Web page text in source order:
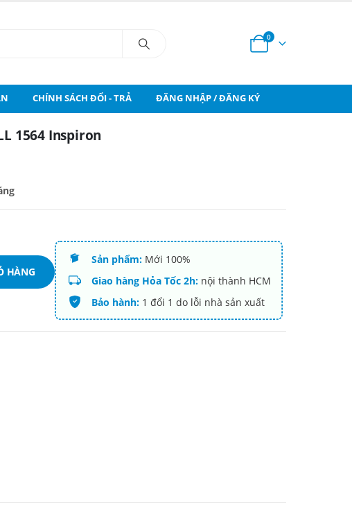
0
CHÍNH SÁCH ĐỔI - TRẢ ĐĂNG NHẬP / ĐĂNG KÝ
1564 Inspiron
HÀNG
Sản phẩm: Mới 100%
Giao hàng Hỏa Tốc 2h: nội thành HCM
Bảo hành: 1 đổi 1 do lỗi nhà sản xuất